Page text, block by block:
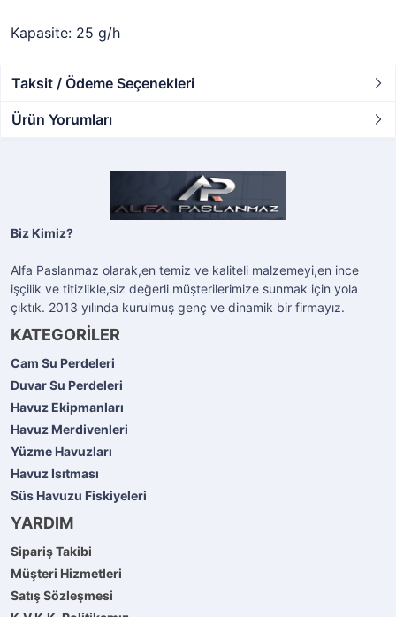
Kapasite: 25 g/h
Taksit / Ödeme Seçenekleri
Ürün Yorumları
Biz Kimiz?
Alfa Paslanmaz olarak,en temiz ve kaliteli malzemeyi,en ince
işçilik ve titizlikle,siz değerli müşterilerimize sunmak için yola
çıktık. 2013 yılında kurulmuş genç ve dinamik bir firmayız.
KATEGORİLER
Cam Su Perdeleri
Duvar Su Perdeleri
Havuz Ekipmanları
Havuz Merdivenleri
Yüzme Havuzları
Havuz Isıtması
Süs Havuzu Fiskiyeleri
YARDIM
Sipariş Takibi
Müşteri Hizmetleri
Satış Sözleşmesi